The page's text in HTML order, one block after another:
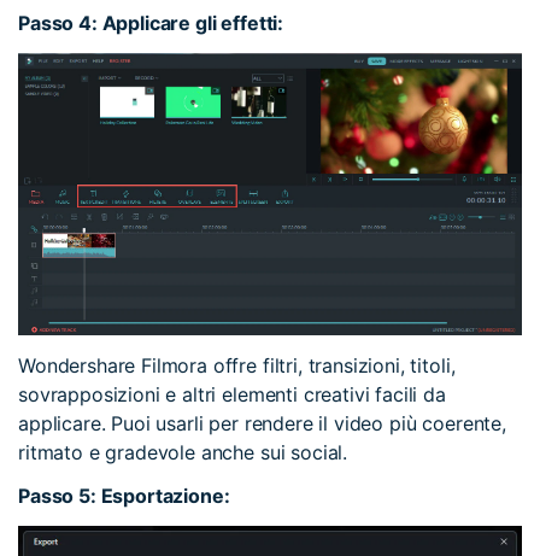
Passo 4: Applicare gli effetti:
Wondershare Filmora offre filtri, transizioni, titoli,
sovrapposizioni e altri elementi creativi facili da
applicare. Puoi usarli per rendere il video più coerente,
ritmato e gradevole anche sui social.
Passo 5: Esportazione: